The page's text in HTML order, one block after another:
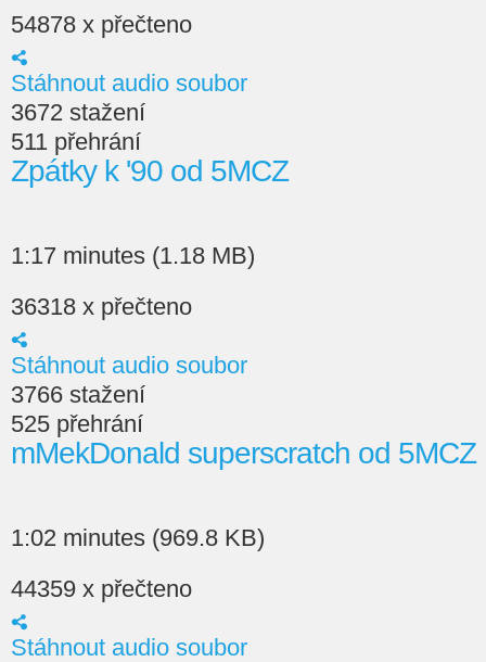
54878 x přečteno
Stáhnout audio soubor
3672 stažení
511 přehrání
Zpátky k '90 od 5MCZ
1:17 minutes (1.18 MB)
36318 x přečteno
Stáhnout audio soubor
3766 stažení
525 přehrání
mMekDonald superscratch od 5MCZ
1:02 minutes (969.8 KB)
44359 x přečteno
Stáhnout audio soubor